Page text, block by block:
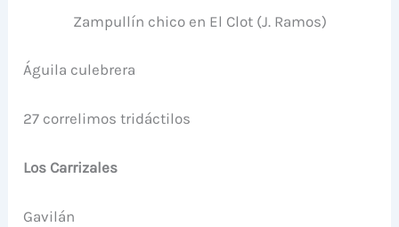
Zampullín chico en El Clot (J. Ramos)
Águila culebrera
27 correlimos tridáctilos
Los Carrizales
Gavilán